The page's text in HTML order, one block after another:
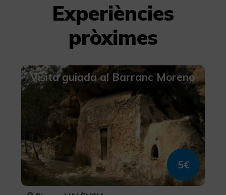
Experiències
pròximes
Visita guiada al Barranc Moreno
5€